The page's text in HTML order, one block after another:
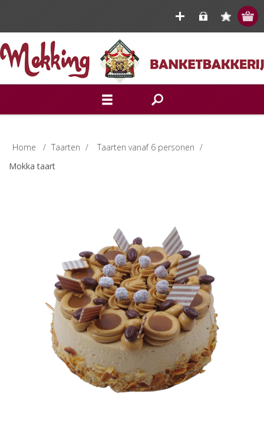
Home / Taarten / Taarten vanaf 6 personen /
Mokka taart